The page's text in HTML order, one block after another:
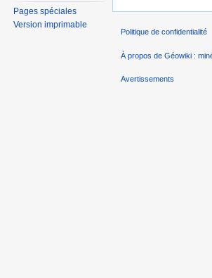
Pages spéciales
Version imprimable
Politique de confidentialité
À propos de Géowiki :
Avertissements